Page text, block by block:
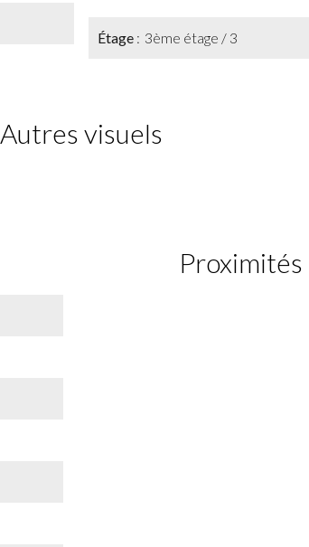
Étage 3ème étage / 3
Autres visuels
Proximités